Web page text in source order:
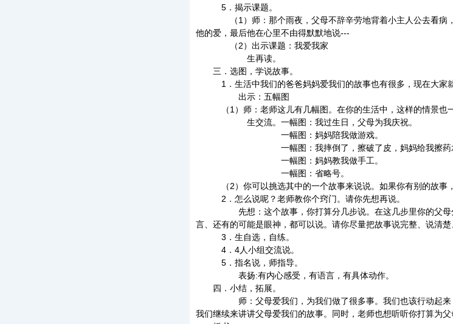
5．揭示课题。
（1）师：那个雨夜，父母不辞辛劳地背着小主人公去看病，
他的爱，最后他在心里不由得默默地说---
（2）出示课题：我爱我家
生再读。
三．选图，学说故事。
1．生活中我们的爸爸妈妈爱我们的故事也有很多，现在大家就
出示：五幅图
（1）师：老师这儿有几幅图。在你的生活中，这样的情景也
生交流。一幅图：我过生日，父母为我庆祝。
一幅图：妈妈陪我做游戏。
一幅图：我摔倒了，擦破了皮，妈妈给我擦药
一幅图：妈妈教我做手工。
一幅图：省略号。
（2）你可以挑选其中的一个故事来说说。如果你有别的故事，
2．怎么说呢？老师教你个窍门。请你先想再说。
先想：这个故事，你打算分几步说。在这几步里你的父母分
言、还有的可能是眼神，都可以说。请你尽量把故事说完整、说清楚
3．生自选，自练。
4．4人小组交流说。
5．指名说，师指导。
表扬:有内心感受，有语言，有具体动作。
四．小结，拓展。
师：父母爱我们，为我们做了很多事。我们也该行动起来，
我们继续来讲讲父母爱我们的故事。同时，老师也想听听你打算为父